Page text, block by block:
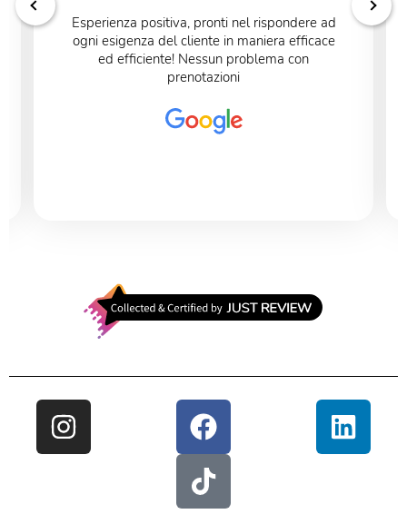
Esperienza positiva, pronti nel rispondere ad
ogni esigenza del cliente in maniera efficace
ed efficiente! Nessun problema con
prenotazioni